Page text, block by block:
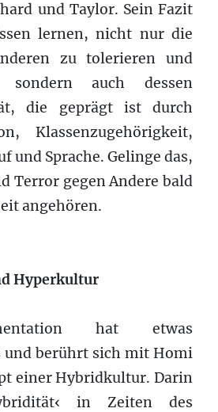
und Taylor. Sein Fazit
lernen, nicht nur die
zu tolerieren und
sondern auch dessen
die geprägt ist durch
Klassenzugehörigkeit,
und Sprache. Gelinge das,
Terror gegen Andere bald
angehören.
Hyperkultur
hat etwas
und berührt sich mit Homi
einer Hybridkultur. Darin
in Zeiten des